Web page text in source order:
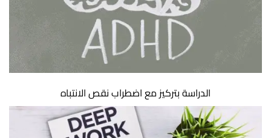
الدراسة بتركيز مع اضطراب نقص الانتباه